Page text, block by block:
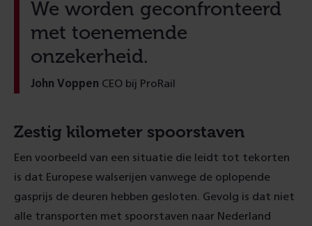
We worden geconfronteerd
met toenemende
onzekerheid.
John Voppen CEO bij ProRail
Zestig kilometer spoorstaven
Een voorbeeld van een situatie die leidt tot tekorten
is dat Europese walserijen vanwege de oplopende
gasprijs de deuren hebben gesloten. Gevolg is dat niet
alle transporten met spoorstaven naar Nederland